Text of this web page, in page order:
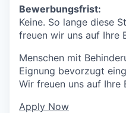
Bewerbungsfrist:
Keine. So lange diese
freuen wir uns auf Ihre
Menschen mit
Eignung bevorzugt
Wir freuen uns auf Ihre
Apply Now